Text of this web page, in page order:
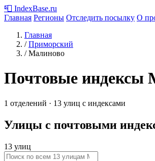
📮 IndexBase.ru
Главная Регионы Отследить посылку О
Главная
/ Приморский
/ Малиново
Почтовые индексы
1 отделений · 13 улиц с индексами
Улицы с почтовыми
13 улиц